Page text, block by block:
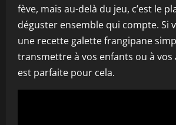
fève, mais au-delà du jeu, c’est le
déguster ensemble qui compte. Si
une recette galette frangipane
transmettre à vos enfants ou à vos
est parfaite pour cela.